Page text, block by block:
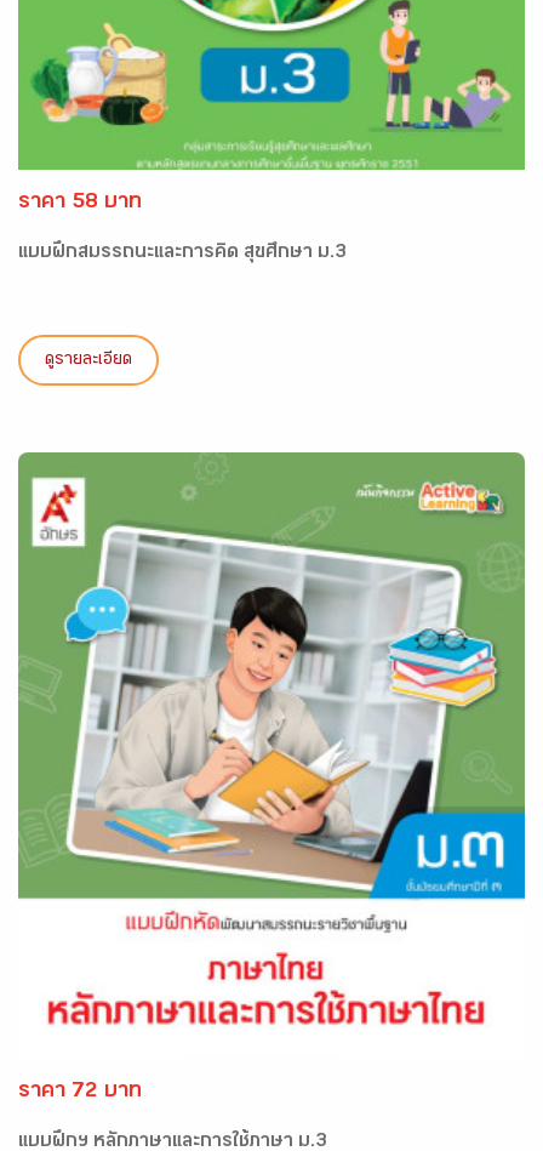
ราคา 58 บาท
แบบฝึกสมรรถนะและการคิด สุขศึกษา ม.3
ดูรายละเอียด
ราคา 72 บาท
แบบฝึกฯ หลักภาษาและการใช้ภาษา ม.3